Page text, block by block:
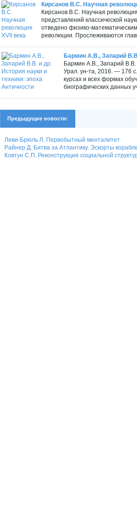
Кирсанов В.С. Научная
Кирсанов В.С. Научная
представлений классической
отведено физико-
революции. Прослеживаются
Бармин А.В., Запарий
Бармин А.В., Запарий В.В.
Урал. ун-та, 2016. — 176
курсах и всех формах
биографических данных
Предыдущие новости:
Леви-Брюль Л. Первобытный менталитет
Райнер Д. Битва за Атлантику. Эскорты
Ковтун С.П. Реконструкция социальной